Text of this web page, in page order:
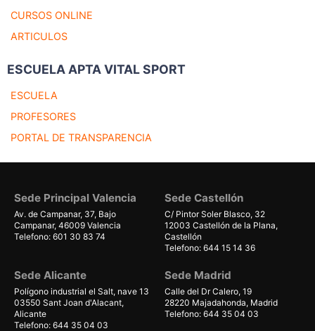
CURSOS ONLINE
ARTICULOS
ESCUELA APTA VITAL SPORT
ESCUELA
PROFESORES
PORTAL DE TRANSPARENCIA
Sede Principal Valencia
Av. de Campanar, 37, Bajo
Campanar, 46009 Valencia
Telefono: 601 30 83 74
Sede Castellón
C/ Pintor Soler Blasco, 32
12003 Castellón de la Plana,
Castellón
Telefono: 644 15 14 36
Sede Alicante
Polígono industrial el Salt, nave 13
03550 Sant Joan d'Alacant,
Alicante
Telefono: 644 35 04 03
Sede Madrid
Calle del Dr Calero, 19
28220 Majadahonda, Madrid
Telefono: 644 35 04 03